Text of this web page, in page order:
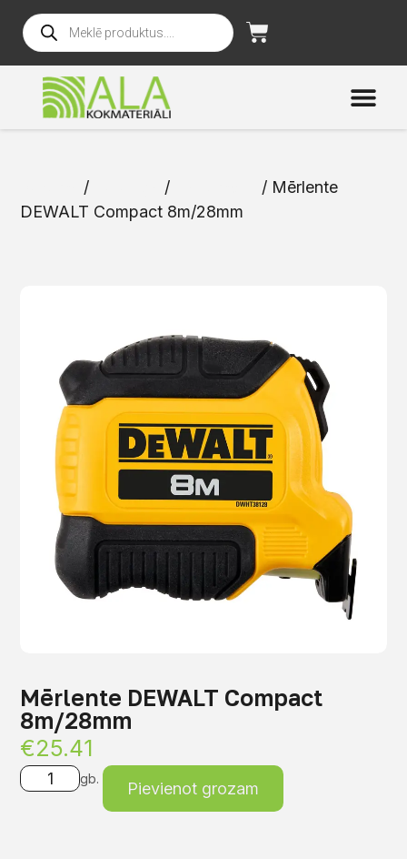
/ /
/ Mērlente
DEWALT Compact 8m/28mm
Mērlente DEWALT Compact
8m/28mm
€25.41
gb.
Pievienot grozam